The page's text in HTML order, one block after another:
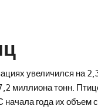
увеличился на
миллиона тонн.
года их объем